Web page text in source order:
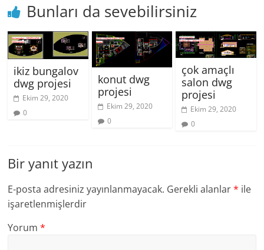
Bunları da sevebilirsiniz
ikiz bungalov
dwg projesi
Ekim 29, 2020
0
konut dwg
projesi
Ekim 29, 2020
0
çok amaçlı
salon dwg
projesi
Ekim 29, 2020
0
Bir yanıt yazın
E-posta adresiniz yayınlanmayacak. Gerekli alanlar* ile
işaretlenmişlerdir
Yorum*